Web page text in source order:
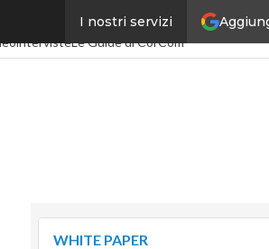
I nostri servizi
SpacEconomyPA Digitale
Le Guide di CorCom
WHITE PAPER